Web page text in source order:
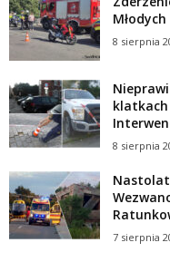
8 sierpnia
klatkach
8 sierpnia
7 sierpnia